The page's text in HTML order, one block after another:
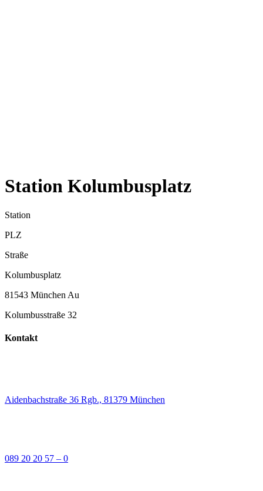
Station Kolumbusplatz
Station
PLZ
Straße
Kolumbusplatz
81543 München Au
Kolumbusstraße 32
Kontakt
Aidenbachstraße 36 Rgb., 81379 München
089 20 20 57 – 0